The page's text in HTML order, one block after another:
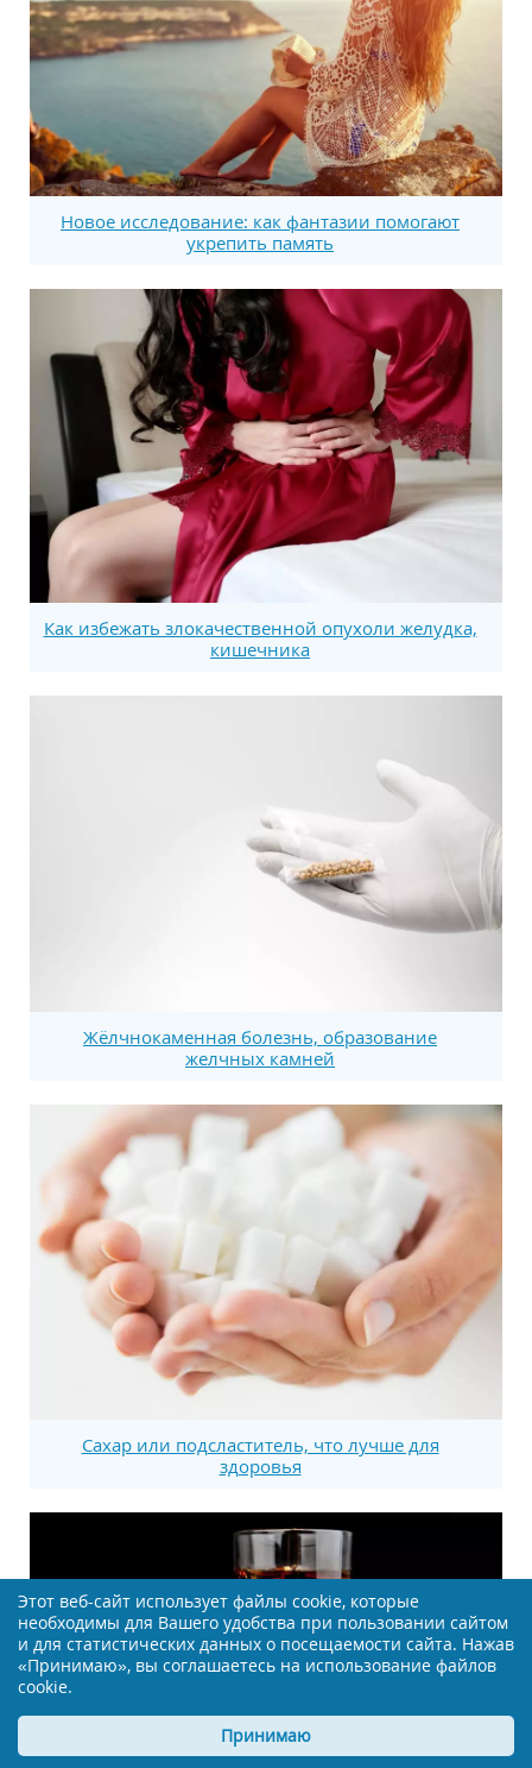
Новое исследование: как фантазии помогают
укрепить память
Как избежать злокачественной опухоли желудка,
кишечника
Жёлчнокаменная болезнь, образование
желчных камней
Сахар или подсластитель, что лучше для
здоровья
Этот веб-сайт использует файлы cookie, которые
необходимы для Вашего удобства при пользовании сайтом
и для статистических данных о посещаемости сайта. Нажав
«Принимаю», вы соглашаетесь на использование файлов
cookie.
Принимаю